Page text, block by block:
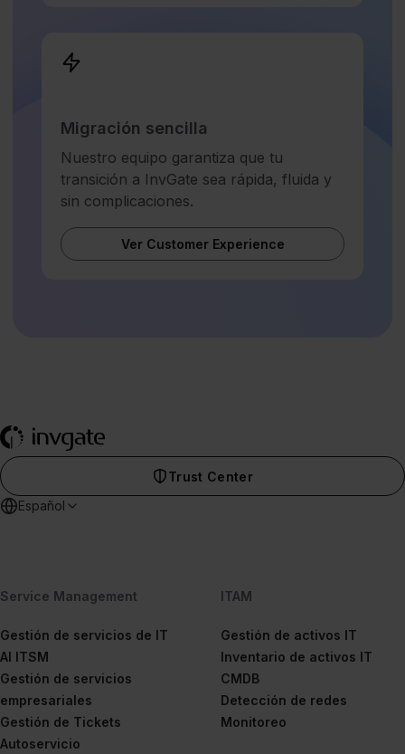
Migración sencilla
Nuestro equipo garantiza que tu
transición a InvGate sea rápida, fluida y
sin complicaciones.
Ver Customer Experience
Trust Center
Español
Service Management
Gestión de servicios de IT
AI ITSM
Gestión de servicios
empresariales
Gestión de Tickets
Autoservicio
ITAM
Gestión de activos IT
Inventario de activos IT
CMDB
Detección de redes
Monitoreo